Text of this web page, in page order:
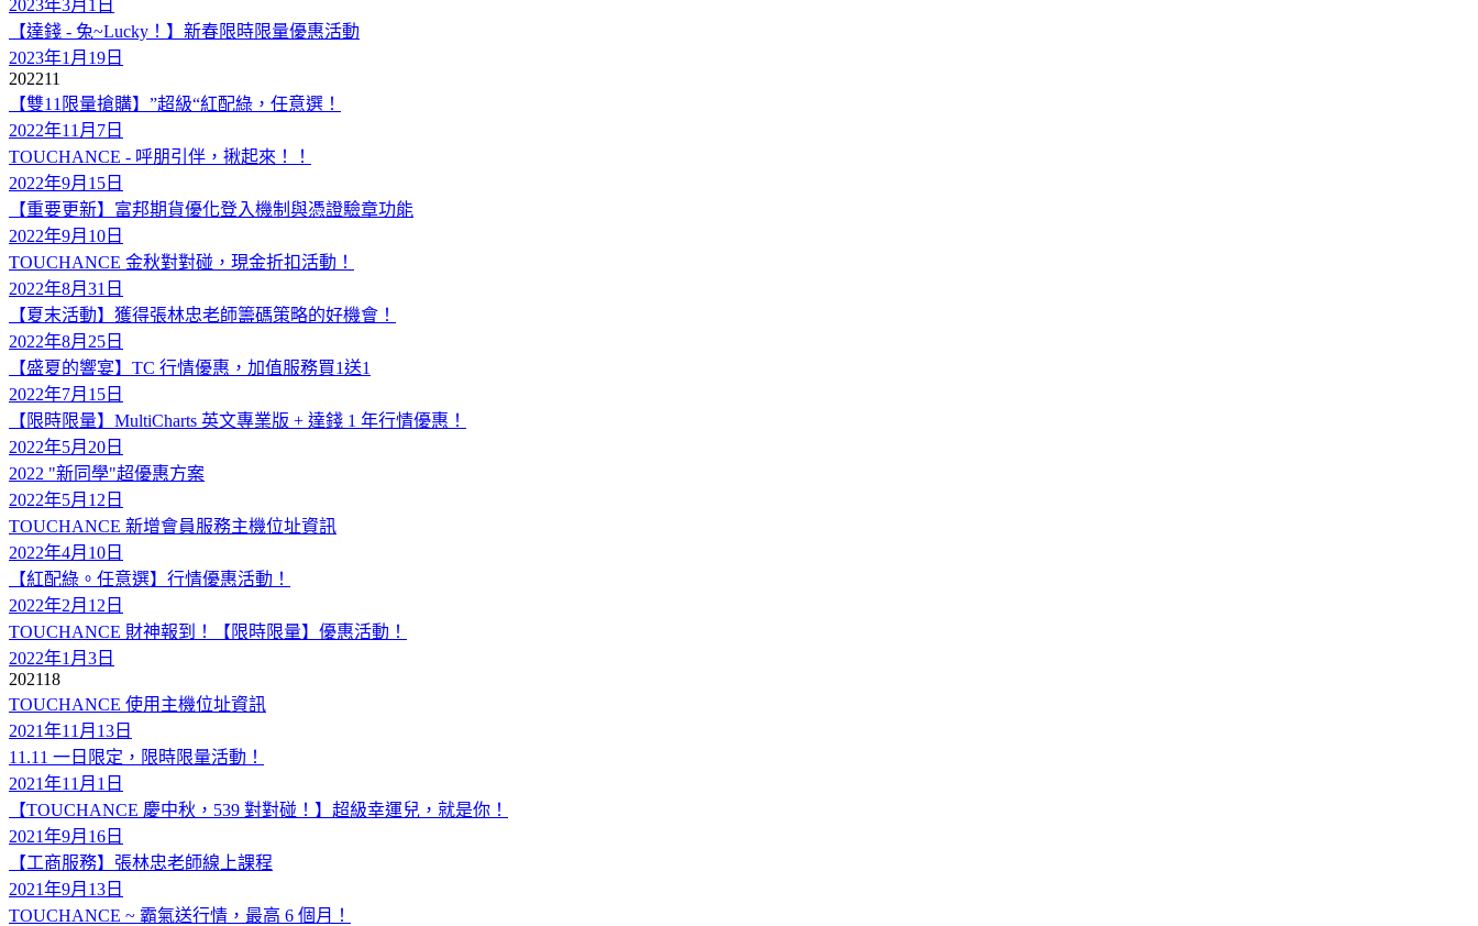
2023年3月1日
【達錢 - 兔~Lucky！】新春限時限量優惠活動
2023年1月19日
202211
【雙11限量搶購】”超級“紅配綠，任意選！
2022年11月7日
TOUCHANCE - 呼朋引伴，揪起來！！
2022年9月15日
【重要更新】富邦期貨優化登入機制與憑證驗章功能
2022年9月10日
TOUCHANCE 金秋對對碰，現金折扣活動！
2022年8月31日
【夏末活動】獲得張林忠老師籌碼策略的好機會！
2022年8月25日
【盛夏的響宴】TC 行情優惠，加值服務買1送1
2022年7月15日
【限時限量】MultiCharts 英文專業版 + 達錢 1 年行情優惠！
2022年5月20日
2022 "新同學"超優惠方案
2022年5月12日
TOUCHANCE 新增會員服務主機位址資訊
2022年4月10日
【紅配綠。任意選】行情優惠活動！
2022年2月12日
TOUCHANCE 財神報到！【限時限量】優惠活動！
2022年1月3日
202118
TOUCHANCE 使用主機位址資訊
2021年11月13日
11.11 一日限定，限時限量活動！
2021年11月1日
【TOUCHANCE 慶中秋，539 對對碰！】超級幸運兒，就是你！
2021年9月16日
【工商服務】張林忠老師線上課程
2021年9月13日
TOUCHANCE ~ 霸氣送行情，最高 6 個月！